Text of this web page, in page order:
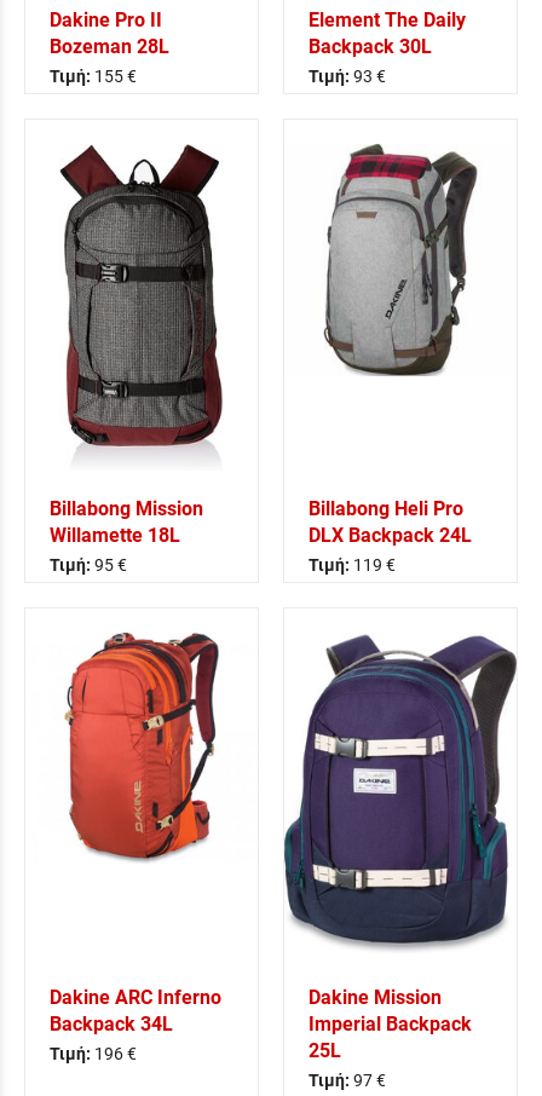
Dakine Pro II
Bozeman 28L
Τιμή: 155 €
Element The Daily
Backpack 30L
Τιμή: 93 €
Billabong Mission
Willamette 18L
Τιμή: 95 €
Billabong Heli Pro
DLX Backpack 24L
Τιμή: 119 €
Dakine ARC Inferno
Backpack 34L
Τιμή: 196 €
Dakine Mission
Imperial Backpack
25L
Τιμή: 97 €